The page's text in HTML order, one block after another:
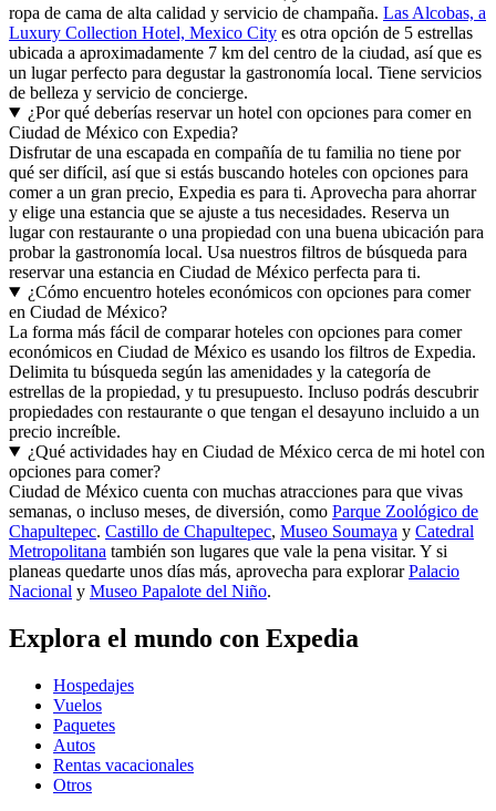
ropa de cama de alta calidad y servicio de champaña. Las Alcobas, a
Luxury Collection Hotel, Mexico City es otra opción de 5 estrellas
ubicada a aproximadamente 7 km del centro de la ciudad, así que es
un lugar perfecto para degustar la gastronomía local. Tiene servicios
de belleza y servicio de concierge.
¿Por qué deberías reservar un hotel con opciones para comer en
Ciudad de México con Expedia?
Disfrutar de una escapada en compañía de tu familia no tiene por
qué ser difícil, así que si estás buscando hoteles con opciones para
comer a un gran precio, Expedia es para ti. Aprovecha para ahorrar
y elige una estancia que se ajuste a tus necesidades. Reserva un
lugar con restaurante o una propiedad con una buena ubicación para
probar la gastronomía local. Usa nuestros filtros de búsqueda para
reservar una estancia en Ciudad de México perfecta para ti.
¿Cómo encuentro hoteles económicos con opciones para comer
en Ciudad de México?
La forma más fácil de comparar hoteles con opciones para comer
económicos en Ciudad de México es usando los filtros de Expedia.
Delimita tu búsqueda según las amenidades y la categoría de
estrellas de la propiedad, y tu presupuesto. Incluso podrás descubrir
propiedades con restaurante o que tengan el desayuno incluido a un
precio increíble.
¿Qué actividades hay en Ciudad de México cerca de mi hotel con
opciones para comer?
Ciudad de México cuenta con muchas atracciones para que vivas
semanas, o incluso meses, de diversión, como Parque Zoológico de
Chapultepec. Castillo de Chapultepec, Museo Soumaya y Catedral
Metropolitana también son lugares que vale la pena visitar. Y si
planeas quedarte unos días más, aprovecha para explorarPalacio
Nacional y Museo Papalote del Niño.
Explora el mundo con Expedia
Hospedajes
Vuelos
Paquetes
Autos
Rentas vacacionales
Otros